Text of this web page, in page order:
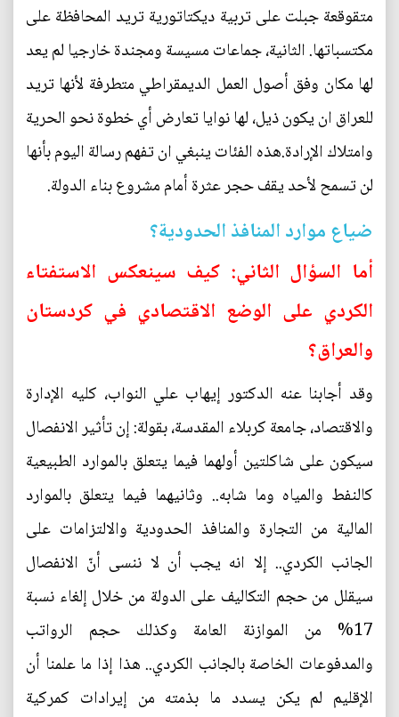
متقوقعة جبلت على تربية ديكتاتورية تريد المحافظة على
مكتسباتها. الثانية، جماعات مسيسة ومجندة خارجيا لم يعد
لها مكان وفق أصول العمل الديمقراطي متطرفة لأنها تريد
للعراق ان يكون ذيل، لها نوايا تعارض أي خطوة نحو الحرية
وامتلاك الإرادة.هذه الفئات ينبغي ان تفهم رسالة اليوم بأنها
لن تسمح لأحد يقف حجر عثرة أمام مشروع بناء الدولة.
ضياع موارد المنافذ الحدودية؟
أما السؤال الثاني: كيف سينعكس الاستفتاء
الكردي على الوضع الاقتصادي في كردستان
والعراق؟
وقد أجابنا عنه الدكتور إيهاب علي النواب، كليه الإدارة
والاقتصاد، جامعة كربلاء المقدسة، بقولة: إن تأثير الانفصال
سيكون على شاكلتين أولهما فيما يتعلق بالموارد الطبيعية
كالنفط والمياه وما شابه.. وثانيهما فيما يتعلق بالموارد
المالية من التجارة والمنافذ الحدودية والالتزامات على
الجانب الكردي.. إلا انه يجب أن لا ننسى أنّ الانفصال
سيقلل من حجم التكاليف على الدولة من خلال إلغاء نسبة
17% من الموازنة العامة وكذلك حجم الرواتب
والمدفوعات الخاصة بالجانب الكردي.. هذا إذا ما علمنا أن
الإقليم لم يكن يسدد ما بذمته من إيرادات كمركية